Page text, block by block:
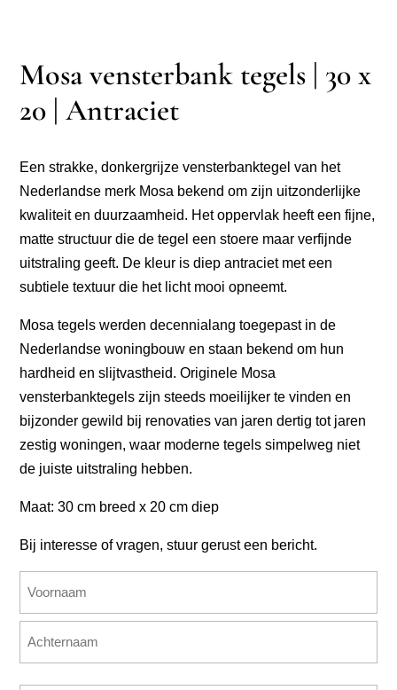
Mosa vensterbank tegels | 30 x
20 | Antraciet
Een strakke, donkergrijze vensterbanktegel van het
Nederlandse merk Mosa bekend om zijn uitzonderlijke
kwaliteit en duurzaamheid. Het oppervlak heeft een fijne,
matte structuur die de tegel een stoere maar verfijnde
uitstraling geeft. De kleur is diep antraciet met een
subtiele textuur die het licht mooi opneemt.
Mosa tegels werden decennialang toegepast in de
Nederlandse woningbouw en staan bekend om hun
hardheid en slijtvastheid. Originele Mosa
vensterbanktegels zijn steeds moeilijker te vinden en
bijzonder gewild bij renovaties van jaren dertig tot jaren
zestig woningen, waar moderne tegels simpelweg niet
de juiste uitstraling hebben.
Maat: 30 cm breed x 20 cm diep
Bij interesse of vragen, stuur gerust een bericht.